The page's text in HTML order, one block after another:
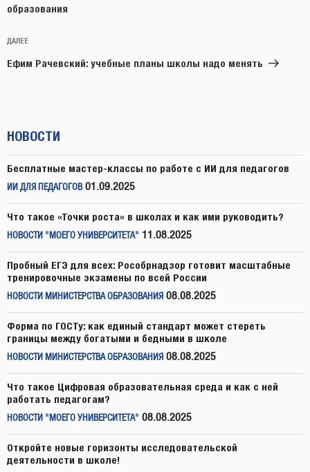
образования
Следующая
запись
ДАЛЕЕ
Ефим Рачевский: учебные планы школы надо менять
НОВОСТИ
Бесплатные мастер-классы по работе с ИИ для педагогов
ИИ ДЛЯ ПЕДАГОГОВ 01.09.2025
Что такое «Точки роста» в школах и как ими руководить?
НОВОСТИ "МОЕГО УНИВЕРСИТЕТА" 11.08.2025
Пробный ЕГЭ для всех: Рособрнадзор готовит масштабные
тренировочные экзамены по всей России
НОВОСТИ МИНИСТЕРСТВА ОБРАЗОВАНИЯ 08.08.2025
Форма по ГОСТу: как единый стандарт может стереть
границы между богатыми и бедными в школе
НОВОСТИ МИНИСТЕРСТВА ОБРАЗОВАНИЯ 08.08.2025
Что такое Цифровая образовательная среда и как с ней
работать педагогам?
НОВОСТИ "МОЕГО УНИВЕРСИТЕТА" 08.08.2025
Откройте новые горизонты исследовательской
деятельности в школе!